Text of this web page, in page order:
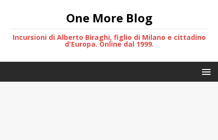
One More Blog
Incursioni di Alberto Biraghi, figlio di Milano e cittadino
d'Europa. Online dal 1999.